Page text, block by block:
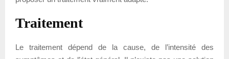
Traitement
Le traitement dépend de la cause, de l’intensité des